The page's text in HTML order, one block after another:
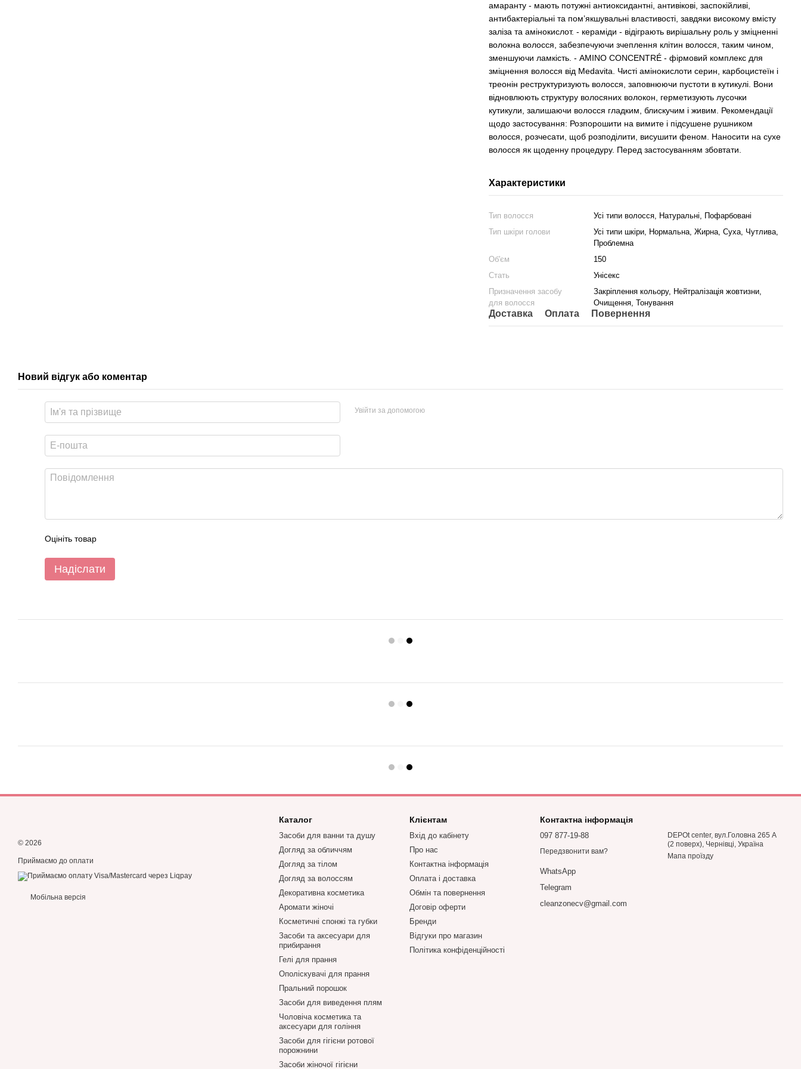
амаранту - мають потужні антиоксидантні, антивікові, заспокійливі,
антибактеріальні та пом’якшувальні властивості, завдяки високому вмісту
заліза та амінокислот. - кераміди - відіграють вирішальну роль у зміцненні
волокна волосся, забезпечуючи зчеплення клітин волосся, таким чином,
зменшуючи ламкість. - AMINO CONCENTRÉ - фірмовий комплекс для
зміцнення волосся від Medavita. Чисті амінокислоти серин, карбоцистеїн і
треонін реструктуризують волосся, заповнюючи пустоти в кутикулі. Вони
відновлюють структуру волосяних волокон, герметизують лусочки
кутикули, залишаючи волосся гладким, блискучим і живим. Рекомендації
щодо застосування: Розпорошити на вимите і підсушене рушником
волосся, розчесати, щоб розподілити, висушити феном. Наносити на сухе
волосся як щоденну процедуру. Перед застосуванням збовтати.
Характеристики
Тип волосся
Усі типи волосся, Натуральні, Пофарбовані
Тип шкіри голови
Усі типи шкіри, Нормальна, Жирна, Суха, Чутлива,
Проблемна
Об'єм
150
Стать
Унісекс
Призначення засобу
для волосся
Закріплення кольору, Нейтралізація жовтизни,
Очищення, Тонування
Доставка Оплата Повернення
Новий відгук або коментар
Увійти за допомогою
Оцініть товар
Надіслати
© 2026
Приймаємо до оплати
Мобільна версія
Каталог
Засоби для ванни та душу
Догляд за обличчям
Догляд за тілом
Догляд за волоссям
Декоративна косметика
Аромати жіночі
Косметичні спонжі та губки
Засоби та аксесуари для
прибирання
Гелі для прання
Ополіскувачі для прання
Пральний порошок
Засоби для виведення плям
Чоловіча косметика та
аксесуари для гоління
Засоби для гігієни ротової
порожнини
Засоби жіночої гігієни
Клієнтам
Вхід до кабінету
Про нас
Контактна інформація
Оплата і доставка
Обмін та повернення
Договір оферти
Бренди
Відгуки про магазин
Політика конфіденційності
Контактна інформація
097 877-19-88
Передзвонити вам?
WhatsApp
Telegram
cleanzonecv@gmail.com
DEPOt center, вул.Головна 265 А
(2 поверх), Чернівці, Україна
Мапа проїзду